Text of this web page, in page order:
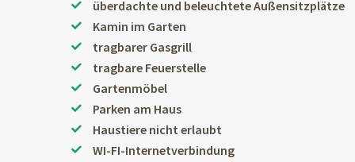
überdachte und beleuchtete Außensitzplätze
Kamin im Garten
tragbarer Gasgrill
tragbare Feuerstelle
Gartenmöbel
Parken am Haus
Haustiere nicht erlaubt
WI-FI-Internetverbindung